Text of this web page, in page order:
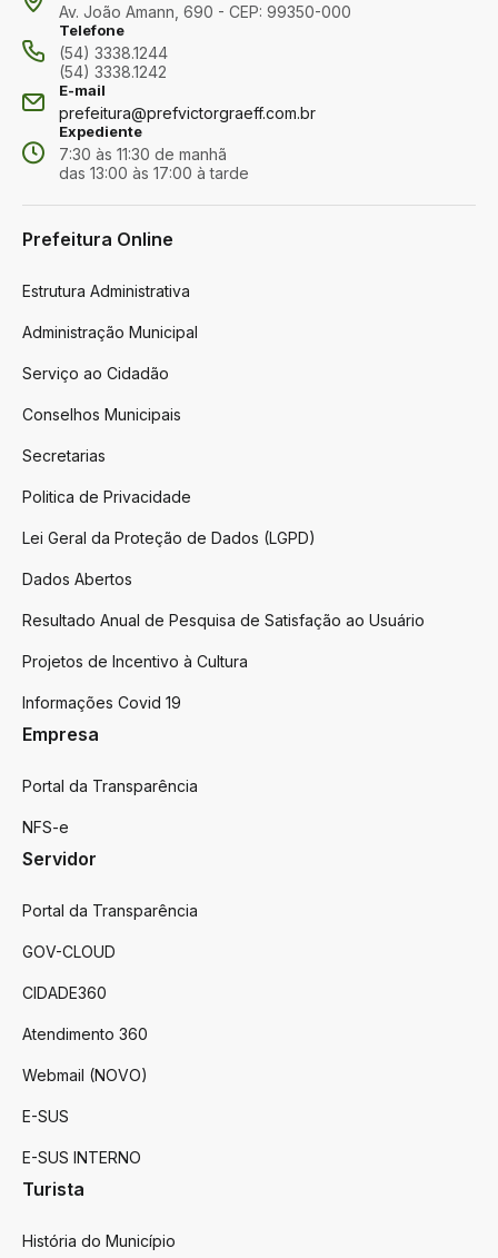
Av. João Amann, 690 - CEP: 99350-000
Telefone
(54) 3338.1244
(54) 3338.1242
E-mail
prefeitura@prefvictorgraeff.com.br
Expediente
7:30 às 11:30 de manhã
das 13:00 às 17:00 à tarde
Prefeitura Online
Estrutura Administrativa
Administração Municipal
Serviço ao Cidadão
Conselhos Municipais
Secretarias
Politica de Privacidade
Lei Geral da Proteção de Dados (LGPD)
Dados Abertos
Resultado Anual de Pesquisa de Satisfação ao Usuário
Projetos de Incentivo à Cultura
Informações Covid 19
Empresa
Portal da Transparência
NFS-e
Servidor
Portal da Transparência
GOV-CLOUD
CIDADE360
Atendimento 360
Webmail (NOVO)
E-SUS
E-SUS INTERNO
Turista
História do Município